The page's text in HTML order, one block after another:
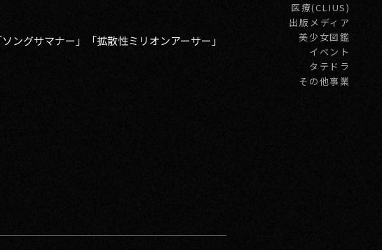
医療(CLIUS)
出版メディア
美少女図鑑
イベント
タテドラ
その他事業
ングサマナー」「拡散性ミリオンアーサー」